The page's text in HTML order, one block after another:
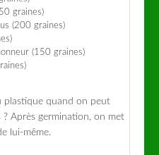
graines)
(200 graines)
(150 graines)
plastique quand on peut
Après germination, on met
lui-même.